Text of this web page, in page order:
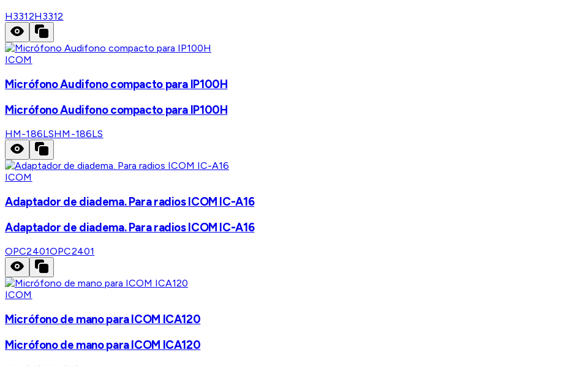
H3312H3312
ICOM
Micrófono Audifono compacto para IP100H
Micrófono Audifono compacto para IP100H
HM-186LSHM-186LS
ICOM
Adaptador de diadema. Para radios ICOM IC-A16
Adaptador de diadema. Para radios ICOM IC-A16
OPC2401OPC2401
ICOM
Micrófono de mano para ICOM ICA120
Micrófono de mano para ICOM ICA120